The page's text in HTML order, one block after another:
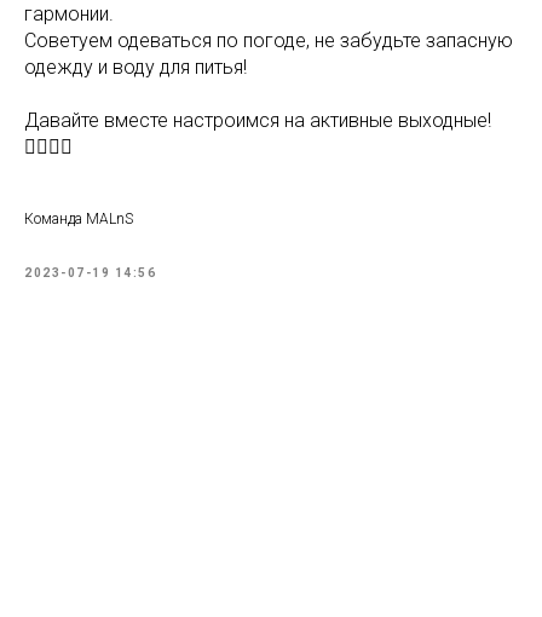
гармонии.
Советуем одеваться по погоде, не забудьте запасную
одежду и воду для питья!
Давайте вместе настроимся на активные выходные!
🏋️‍♂️🏃‍♀️
Команда MALnS
2023-07-19 14:56